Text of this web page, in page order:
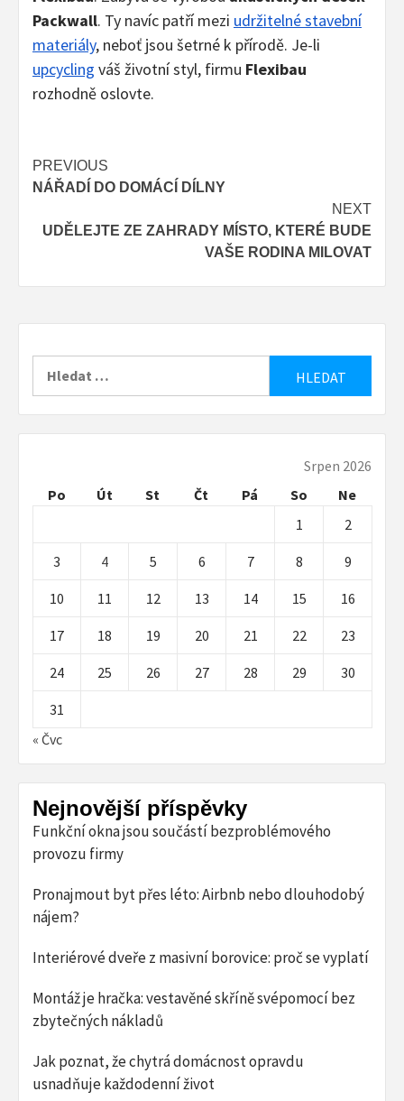
Packwall. Ty navíc patří mezi udržitelné stavební
materiály, neboť jsou šetrné k přírodě. Je-li
upcycling váš životní styl, firmu Flexibau
rozhodně oslovte.
Continue
Reading
PREVIOUS
NÁŘADÍ DO DOMÁCÍ DÍLNY
NEXT
UDĚLEJTE ZE ZAHRADY MÍSTO, KTERÉ BUDE
VAŠE RODINA MILOVAT
Srpen 2026
Po
Út St Čt Pá So
Ne
1
2
3 4 5 6 7 8 9
10 11 12 13 14 15 16
17 18 19 20 21 22 23
24 25 26 27 28 29 30
31
« Čvc
Nejnovější příspěvky
Funkční okna jsou součástí bezproblémového
provozu firmy
Pronajmout byt přes léto: Airbnb nebo dlouhodobý
nájem?
Interiérové dveře z masivní borovice: proč se vyplatí
Montáž je hračka: vestavěné skříně svépomocí bez
zbytečných nákladů
Jak poznat, že chytrá domácnost opravdu
usnadňuje každodenní život